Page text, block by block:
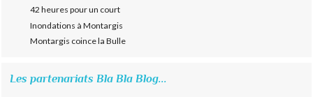
42 heures pour un court
Inondations à Montargis
Montargis coince la Bulle
Les partenariats Bla Bla Blog...